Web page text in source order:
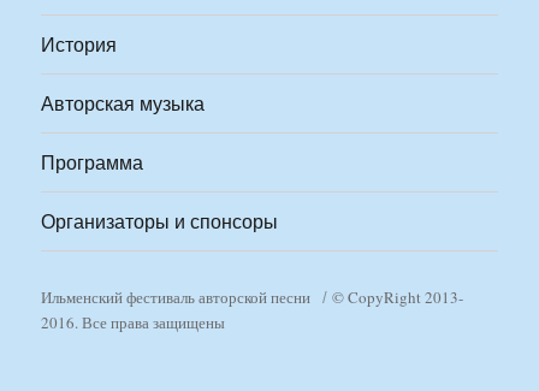
История
Авторская музыка
Программа
Организаторы и спонсоры
Ильменский фестиваль авторской песни
© CopyRight 2013-
2016. Все права защищены